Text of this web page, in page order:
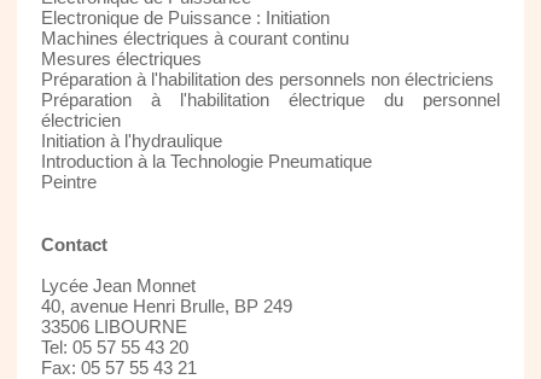
Electronique de Puissance : Initiation
Machines électriques à courant continu
Mesures électriques
Préparation à l'habilitation des personnels non électriciens
Préparation à l'habilitation électrique du personnel
électricien
Initiation à l'hydraulique
Introduction à la Technologie Pneumatique
Peintre
Contact
Lycée Jean Monnet
40, avenue Henri Brulle, BP 249
33506 LIBOURNE
Tel: 05 57 55 43 20
Fax: 05 57 55 43 21